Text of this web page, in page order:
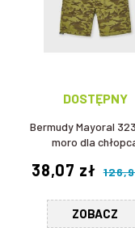
DOSTĘPNY
Bermudy Mayoral
moro dla
38,07 zł
ZOBACZ